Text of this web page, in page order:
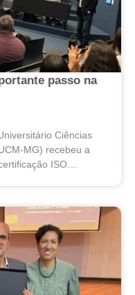
passo na
Ciências
MG) recebeu a
ISO